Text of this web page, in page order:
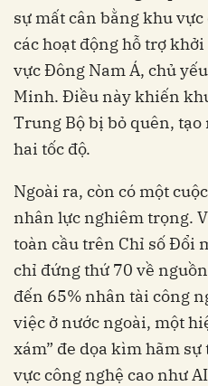
sự mất cân bằng khu
các hoạt động hỗ trợ
vực Đông Nam Á, chủ
Minh. Điều này khiến
Trung Bộ bị bỏ quên,
hai tốc độ.
Ngoài ra, còn có một
nhân lực nghiêm trọng.
toàn cầu trên Chỉ số Đổi
chỉ đứng thứ 70 về
đến 65% nhân tài công
việc ở nước ngoài, một
xám” đe dọa kìm hãm
vực công nghệ cao như